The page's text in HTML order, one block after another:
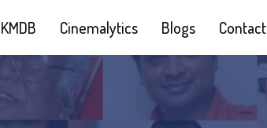
KMDB Cinemalytics Blogs Contact